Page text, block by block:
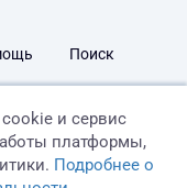
Поиск
и сервис
платформы,
Подробнее о